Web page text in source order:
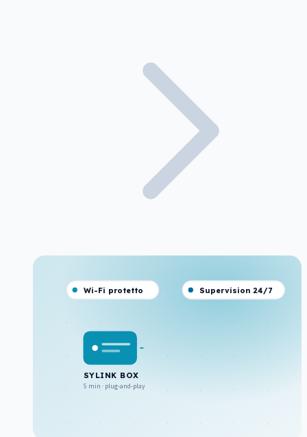
SYLINK BOX
5 min · plug-and-play
Wi-Fi protetto Supervision 24/7